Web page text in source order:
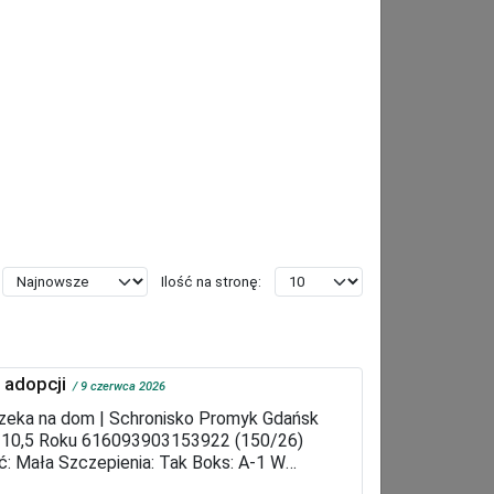
Ilość na stronę:
adopcji 9 czerwca 2026
na dom | Schronisko Promyk Gdańsk
10,5 Roku 616093903153922 (150/26)
Mała Szczepienia: Tak Boks: A-1 W